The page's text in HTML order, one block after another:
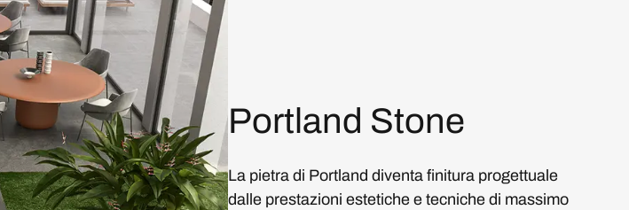
Portland Stone
La pietra di Portland diventa finitura progettuale
dalle prestazioni estetiche e tecniche di massimo